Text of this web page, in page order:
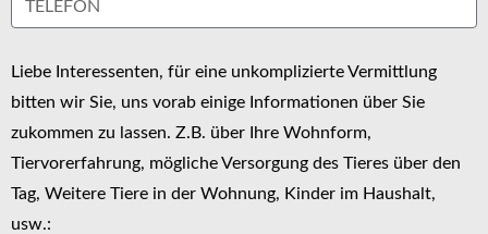
Liebe Interessenten, für eine unkomplizierte Vermittlung
bitten wir Sie, uns vorab einige Informationen über Sie
zukommen zu lassen. Z.B. über Ihre Wohnform,
Tiervorerfahrung, mögliche Versorgung des Tieres über den
Tag, Weitere Tiere in der Wohnung, Kinder im Haushalt,
usw.: